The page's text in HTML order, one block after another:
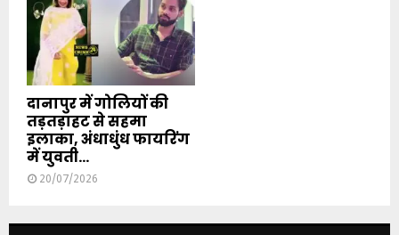
दानापुर में गोलियों की
तड़तड़ाहट से सहमा
इलाका, अंधाधुंध फायरिंग
में युवती...
20/07/2026